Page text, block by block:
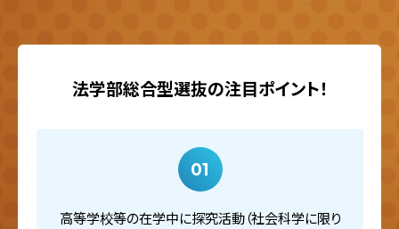
法学部総合型選抜の注目ポイント！
01
高等学校等の在学中に探究活動（社会科学に限り